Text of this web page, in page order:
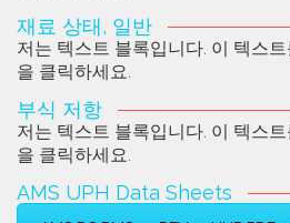
재료 상태, 일반
저는 텍스트 블록입니다. 이 텍스
을 클릭하세요.
부식 저항
저는 텍스트 블록입니다. 이 텍스
을 클릭하세요.
AMS UPH Data Sheets